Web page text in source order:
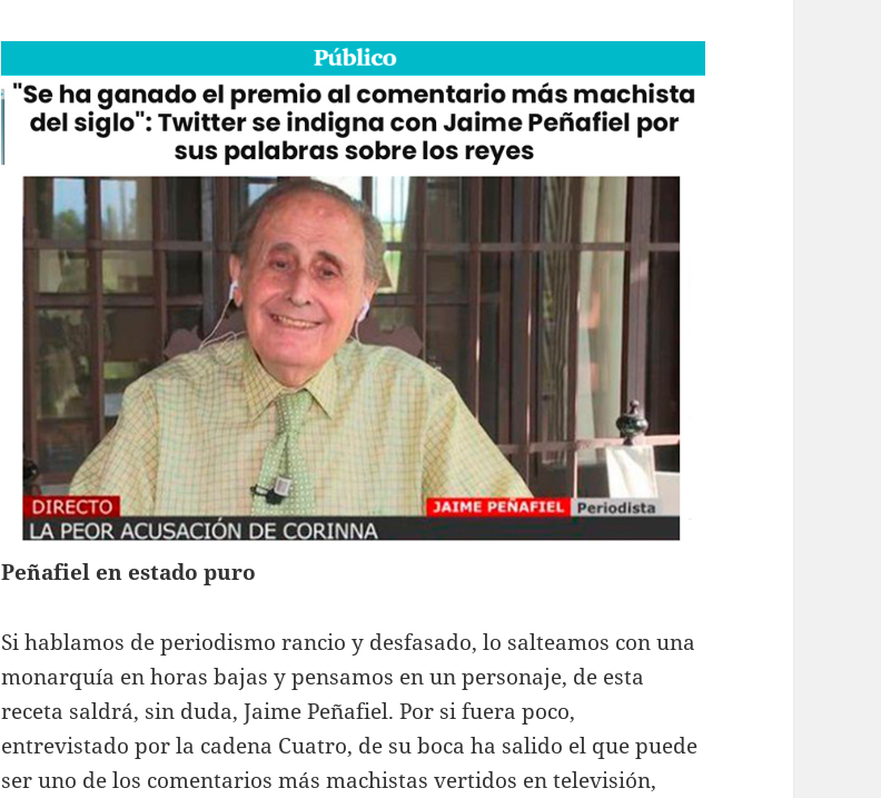
Peñafiel en estado puro
Si hablamos de periodismo rancio y desfasado, lo salteamos con una
monarquía en horas bajas y pensamos en un personaje, de esta
receta saldrá, sin duda, Jaime Peñafiel. Por si fuera poco,
entrevistado por la cadena Cuatro, de su boca ha salido el que puede
ser uno de los comentarios más machistas vertidos en televisión,